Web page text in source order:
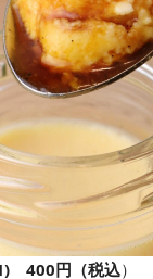
) 400円（税込）